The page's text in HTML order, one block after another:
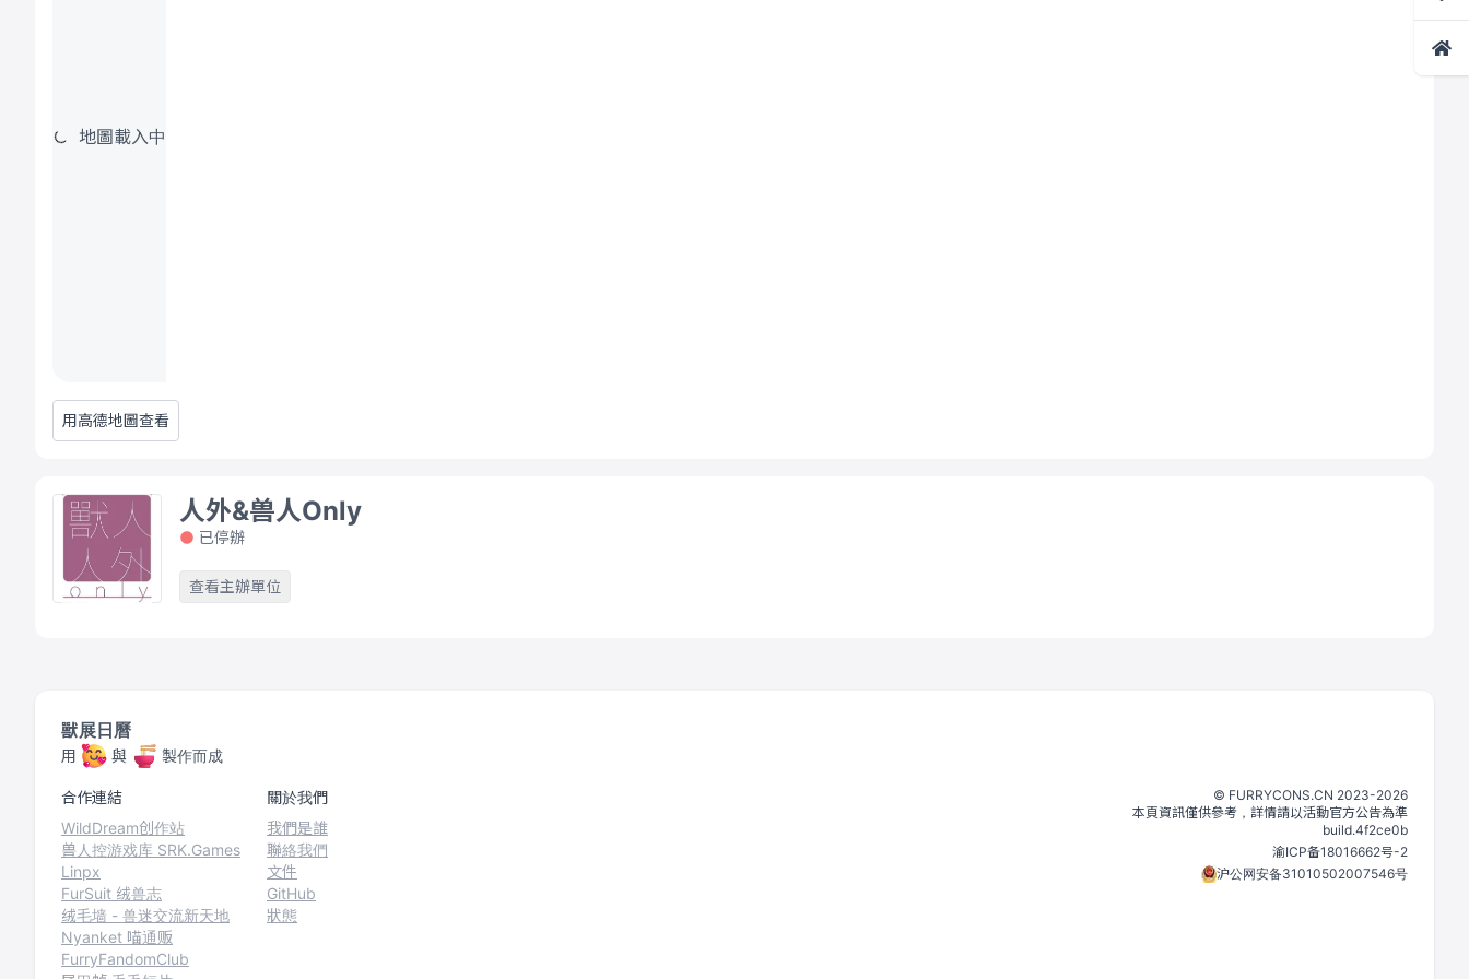
地圖載入中
用高德地圖查看
人外&兽人Only
已停辦
查看主辦單位
獸展日曆
用 與 製作而成
合作連結
WildDream创作站
兽人控游戏库 SRK.Games
Linpx
FurSuit 绒兽志
绒毛墙 - 兽迷交流新天地
Nyanket 喵通贩
FurryFandomClub
關於我們
我們是誰
聯絡我們
文件
GitHub
狀態
©️ FURRYCONS.CN 2023-2026
本頁資訊僅供參考，詳情請以活動官方公告為準
build.4f2ce0b
渝ICP备18016662号-2
沪公网安备31010502007546号